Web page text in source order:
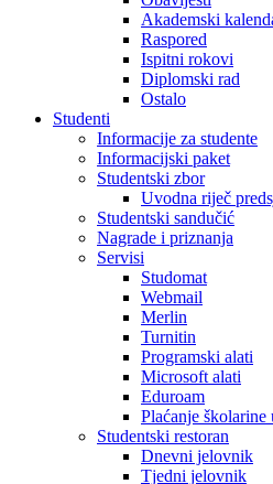
Akademski
Raspored
Ispitni rokovi
Diplomski rad
Ostalo
Studenti
Informacije za studente
Informacijski paket
Studentski zbor
Uvodna riječ
Studentski sandučić
Nagrade i priznanja
Servisi
Studomat
Webmail
Merlin
Turnitin
Programski alati
Microsoft alati
Eduroam
Plaćanje
Studentski restoran
Dnevni jelovnik
Tjedni jelovnik